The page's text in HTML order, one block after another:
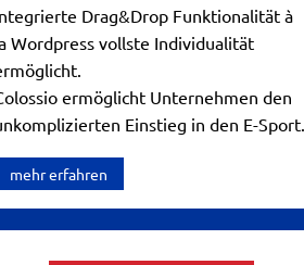
Drag&Drop Funktionalität à
Wordpress vollste Individualität
ermöglicht Unternehmen den
Einstieg in den E-Sport.
mehr erfahren